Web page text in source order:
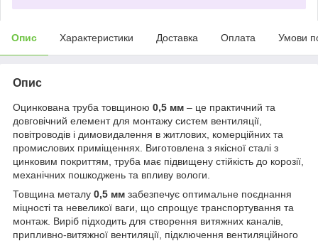
Опис Характеристики Доставка Оплата Умови
Опис
Оцинкована труба товщиною 0,5 мм – це практичний та
довговічний елемент для монтажу систем вентиляції,
повітроводів і димовидалення в житлових, комерційних та
промислових приміщеннях. Виготовлена з якісної сталі з
цинковим покриттям, труба має підвищену стійкість до корозії,
механічних пошкоджень та впливу вологи.
Товщина металу 0,5 мм забезпечує оптимальне поєднання
міцності та невеликої ваги, що спрощує транспортування та
монтаж. Виріб підходить для створення витяжних каналів,
припливно-витяжної вентиляції, підключення вентиляційного